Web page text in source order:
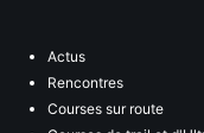
Actus
Rencontres
Courses sur route